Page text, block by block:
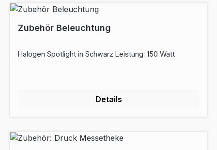
Zubehör Beleuchtung
Halogen Spotlight in Schwarz Leistung: 150 Watt
Details